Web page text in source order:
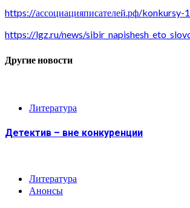
https://ассоциацияписателей.рф/
https://lgz.ru/news/
Другие новости
Литература
Детектив – вне конкуренции
Литература
Анонсы